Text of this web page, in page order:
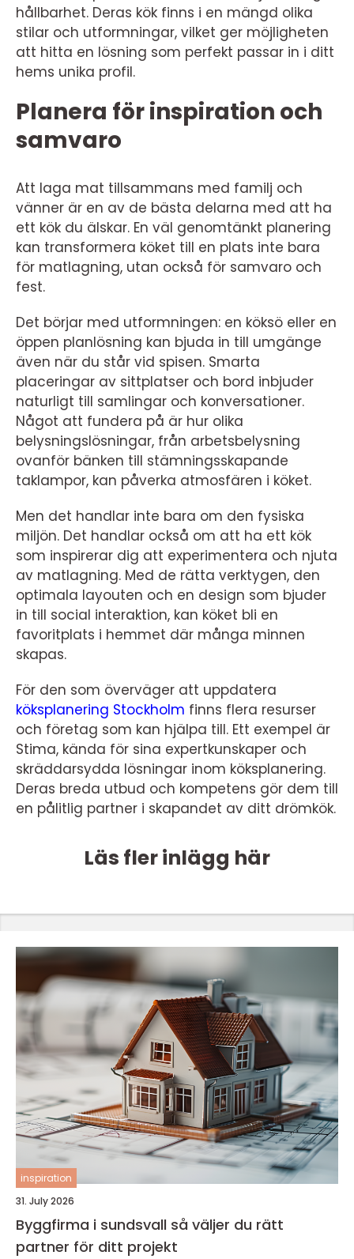
hållbarhet. Deras kök finns i en mängd olika
stilar och utformningar, vilket ger möjligheten
att hitta en lösning som perfekt passar in i ditt
hems unika profil.
Planera för inspiration och
samvaro
Att laga mat tillsammans med familj och
vänner är en av de bästa delarna med att ha
ett kök du älskar. En väl genomtänkt planering
kan transformera köket till en plats inte bara
för matlagning, utan också för samvaro och
fest.
Det börjar med utformningen: en köksö eller en
öppen planlösning kan bjuda in till umgänge
även när du står vid spisen. Smarta
placeringar av sittplatser och bord inbjuder
naturligt till samlingar och konversationer.
Något att fundera på är hur olika
belysningslösningar, från arbetsbelysning
ovanför bänken till stämningsskapande
taklampor, kan påverka atmosfären i köket.
Men det handlar inte bara om den fysiska
miljön. Det handlar också om att ha ett kök
som inspirerar dig att experimentera och njuta
av matlagning. Med de rätta verktygen, den
optimala layouten och en design som bjuder
in till social interaktion, kan köket bli en
favoritplats i hemmet där många minnen
skapas.
För den som överväger att uppdatera
köksplanering Stockholm finns flera resurser
och företag som kan hjälpa till. Ett exempel är
Stima, kända för sina expertkunskaper och
skräddarsydda lösningar inom köksplanering.
Deras breda utbud och kompetens gör dem till
en pålitlig partner i skapandet av ditt drömkök.
Läs fler inlägg här
inspiration
31. July 2026
Byggfirma i sundsvall så väljer du rätt
partner för ditt projekt